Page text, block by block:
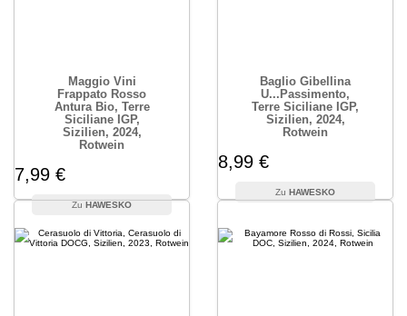
Maggio Vini
Frappato Rosso
Antura Bio, Terre
Siciliane IGP,
Sizilien, 2024,
Rotwein
7,99 €
HAWESKO
Baglio Gibellina
U...Passimento,
Terre Siciliane IGP,
Sizilien, 2024,
Rotwein
8,99 €
HAWESKO